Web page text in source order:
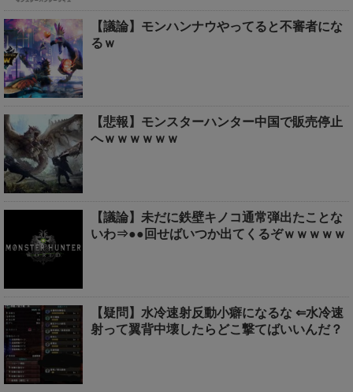
【議論】モンハンナウやってると不審者にな
るｗ
【悲報】モンスターハンター中国で販売停止
へｗｗｗｗｗｗ
【議論】未だに鉄壁キノコ通常弾出たことな
いわ⇒●●回せばいつか出てくるぞｗｗｗｗｗ
【疑問】水冷速射反動小癖になるな ⇐水冷速
射って翼背中壊したらどこ撃てばいいんだ？